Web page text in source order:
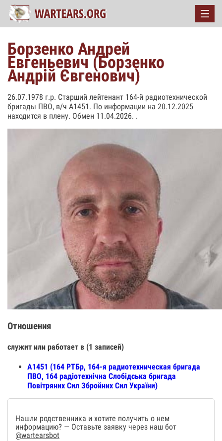
Борзенко Андрей
Евгеньевич (Борзенко
Андрій Євгенович)
26.07.1978 г.р. Старший лейтенант 164-й радиотехнической
бригады ПВО, в/ч А1451. По информации на 20.12.2025
находится в плену. Обмен 11.04.2026. .
Отношения
служит или работает в (1 записей)
А1451 (164 РТБр, 164-я радиотехническая бригада
ПВО, 164 радіотехнічна Слобідська бригада
Повітряних Сил Збройних Сил України)
Нашли родственника и хотите получить о нем
информацию? — Оставьте заявку через наш бот
@wartearsbot